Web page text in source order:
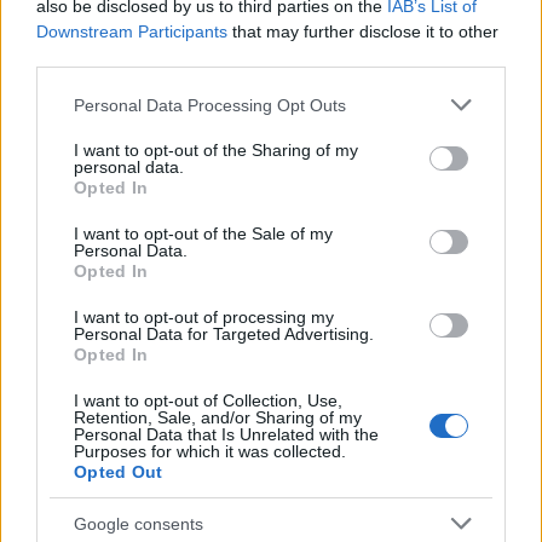
also be disclosed by us to third parties on the IAB’s List of
Downstream Participants that may further disclose it to other
Please note that this website/app uses one or more Google
not limited to your visit or usage behaviour. You may click to
grant or deny consent to Google and its third-party tags to
use your data for below specified purposes in below Google
consent section.
Personal Data Processing Opt Outs
I want to opt-out of the Sharing of my
personal data.
Opted In
I want to opt-out of the Sale of my
Personal Data.
Opted In
I want to opt-out of processing my
Personal Data for Targeted Advertising.
Opted In
I want to opt-out of Collection, Use,
Retention, Sale, and/or Sharing of my
Personal Data that Is Unrelated with the
Purposes for which it was collected.
Opted Out
Google consents
– Αύριο οδηγείται στην Εισαγγελία
ΑΝΑΡΤΗΘΗΚΕ ΑΠΟΆΛΚΗΣΤΗ ΓΑΤΟΠΟΎΛΟΥ 6 ΑΥΓΟΎΣΤΟΥ 2026